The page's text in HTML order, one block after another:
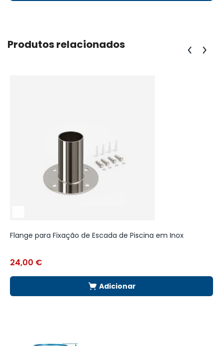
Produtos relacionados
Flange para Fixação de Escada de Piscina em Inox
24,00 €
Adicionar